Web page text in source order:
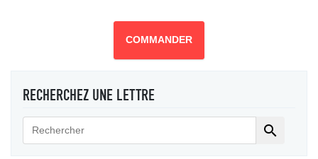
COMMANDER
RECHERCHEZ UNE LETTRE
